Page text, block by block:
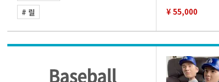
# 릴
사용품 다이와 SLP
¥ 55,000